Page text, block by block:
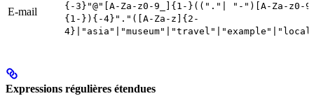
E-mail
{-3}"@"[A-Za-z0-9_]{1-}(("."| "-")[A-Za-z0-
{1-}){-4}"."([A-Za-z]{2-
Expressions régulières étendues